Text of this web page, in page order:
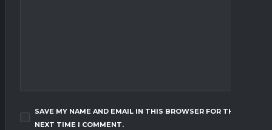
SAVE MY NAME AND EMAIL IN THIS BROWSER FOR THE
NEXT TIME I COMMENT.